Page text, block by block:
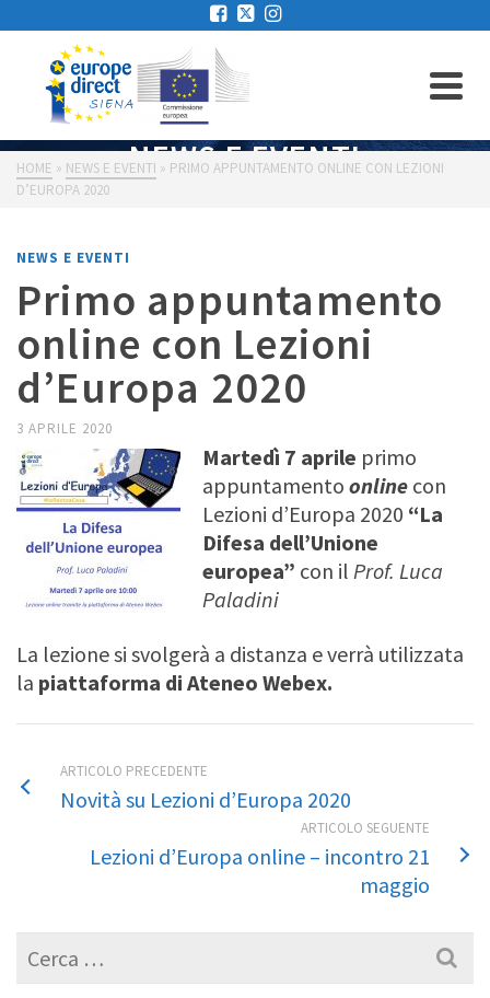
NEWS E EVENTI
HOME » NEWS E EVENTI » PRIMO APPUNTAMENTO ONLINE CON LEZIONI
D’EUROPA 2020
NEWS E EVENTI
Primo appuntamento
online con Lezioni
d’Europa 2020
3 APRILE 2020
Martedì 7 aprile primo
appuntamento online con
Lezioni d’Europa 2020 “La
Difesa dell’Unione
europea” con il Prof. Luca
Paladini
La lezione si svolgerà a distanza e verrà utilizzata
la piattaforma di Ateneo Webex.
ARTICOLO PRECEDENTE
Novità su Lezioni d’Europa 2020
ARTICOLO SEGUENTE
Lezioni d’Europa online – incontro 21
maggio
Cerca
per: